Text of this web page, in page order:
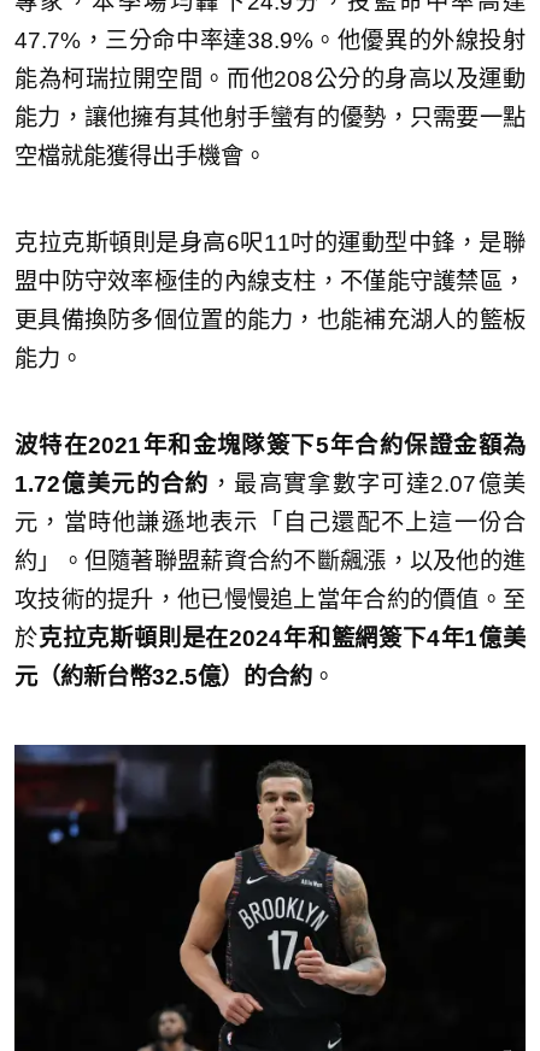
47.7%，三分命中率達38.9%。他優異的外線投射
能為柯瑞拉開空間。而他208公分的身高以及運動
能力，讓他擁有其他射手蠻有的優勢，只需要一點
空檔就能獲得出手機會。
克拉克斯頓則是身高6呎11吋的運動型中鋒，是聯
盟中防守效率極佳的內線支柱，不僅能守護禁區，
更具備換防多個位置的能力，也能補充湖人的籃板
能力。
波特在2021年和金塊隊簽下5年合約保證金額為
1.72億美元的合約 ，最高實拿數字可達2.07億美
元，當時他謙遜地表示「自己還配不上這一份合
約」。但隨著聯盟薪資合約不斷飆漲，以及他的進
攻技術的提升，他已慢慢追上當年合約的價值。至
於克拉克斯頓則是在2024年和籃網簽下4年1億美
元（約新台幣32.5億）的合約 。